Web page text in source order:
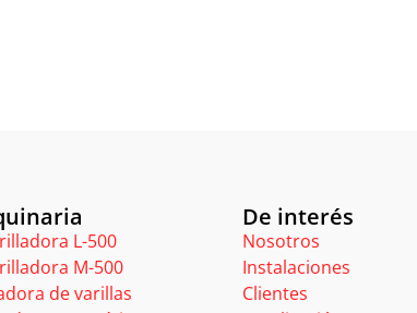
L-500
M-500
de varillas
De interés
Nosotros
Instalaciones
Clientes